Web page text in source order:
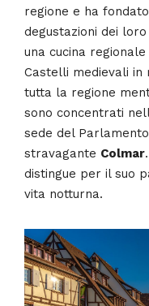
regione e ha
degustazioni dei
una cucina
Castelli medievali in
tutta la regione
sono concentrati
sede del
stravagante Colmar
distingue per il suo
vita notturna.